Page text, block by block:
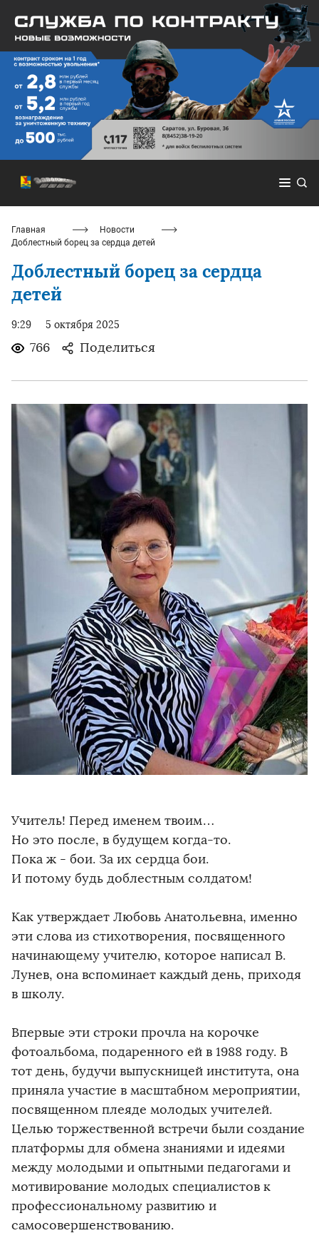
Главная
Новости
Доблестный борец за сердца детей
Доблестный борец за сердца
детей
9:29 5 октября 2025
766 Поделиться
Учитель! Перед именем твоим…
Но это после, в будущем когда-то.
Пока ж - бои. За их сердца бои.
И потому будь доблестным солдатом!
Как утверждает Любовь Анатольевна, именно
эти слова из стихотворения, посвященного
начинающему учителю, которое написал В.
Лунев, она вспоминает каждый день, приходя
в школу.
Впервые эти строки прочла на корочке
фотоальбома, подаренного ей в 1988 году. В
тот день, будучи выпускницей института, она
приняла участие в масштабном мероприятии,
посвященном плеяде молодых учителей.
Целью торжественной встречи были создание
платформы для обмена знаниями и идеями
между молодыми и опытными педагогами и
мотивирование молодых специалистов к
профессиональному развитию и
самосовершенствованию.